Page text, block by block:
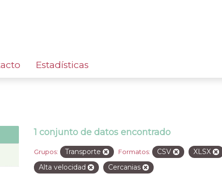
Estadísticas
1 conjunto de datos encontrado
Grupos: Transporte Formatos: CSV XLSX
Alta velocidad
Cercanias